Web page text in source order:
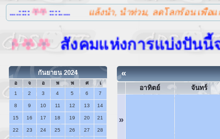
::::.... แล้งน้ำ, น้ำท่วม, ลดโลกร้อน เพื่อแก้ปั
สังคมแห่งการแบ่งปันนี้จะ
กันยายน 2024
อ จ อ พ พ ศ
เ
1
2 3 4 5 6 7
8 9 10 11 12 13 14
15 16 17 18 19 20 21
22 23 24 25 26 27 28
«
อาทิตย์ จันทร์
»